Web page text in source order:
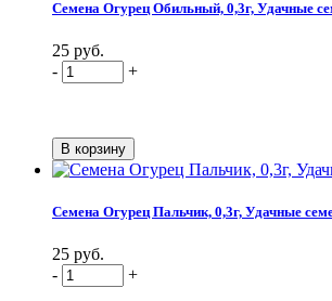
Семена Огурец Обильный, 0,3г, Удачные
25 руб.
-
+
Семена Огурец Пальчик, 0,3г, Удачные
25 руб.
-
+